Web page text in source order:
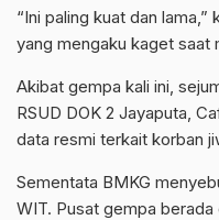
“Ini paling kuat dan
yang mengaku kaget saat
Akibat gempa kali ini,
RSUD DOK 2 Jayaputa,
data resmi terkait korban
Sementata BMKG
WIT. Pusat gempa